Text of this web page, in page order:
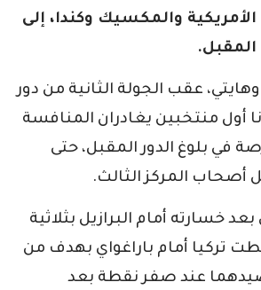
الأمريكية والمكسيك وكندا، إلى
عقب الجولة الثانية من دور
أول منتخبين يغادران المنافسة
في بلوغ الدور المقبل، حتى
المركز الثالث.
خسارته أمام البرازيل بثلاثية
تركيا أمام باراغواي بهدف من
عند صفر نقطة بعد